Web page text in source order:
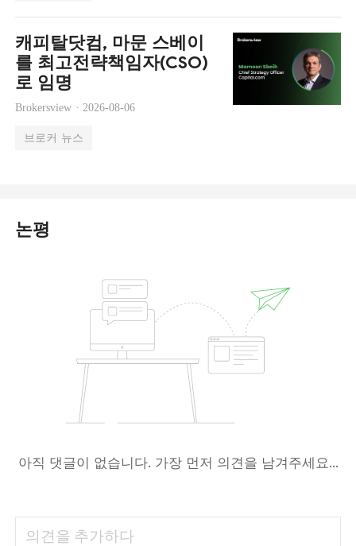
캐피탈닷컴, 마문 스베이
를 최고전략책임자(CSO)
로 임명
Brokersview · 2026-08-06
브로커 뉴스
논평
아직 댓글이 없습니다. 가장 먼저 의견을 남겨주세요...